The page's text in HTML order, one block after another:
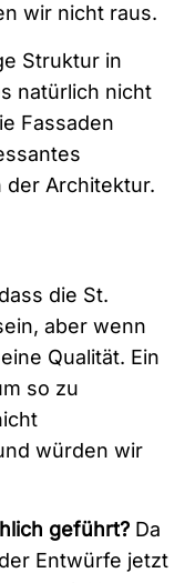
wir nicht raus.
Struktur in
natürlich nicht
Fassaden
der Architektur.
die St.
aber wenn
Qualität. Ein
so zu
würden wir
geführt? Da
Entwürfe jetzt